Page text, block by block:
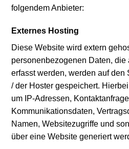
folgendem Anbieter:
Externes Hosting
Diese Website wird extern
personenbezogenen Daten, die
erfasst werden, werden auf den
/ der Hoster gespeichert.
um IP-Adressen,
Kommunikationsdaten,
Namen, Websitezugriffe und
über eine Website generiert